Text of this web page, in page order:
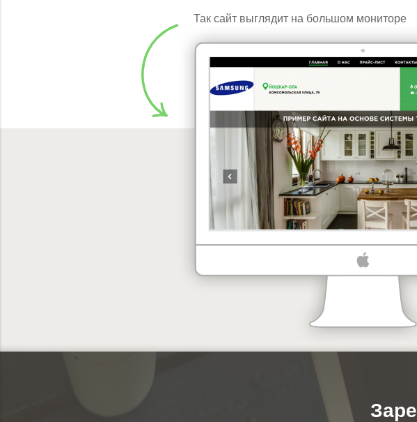
Так сайт выглядит на большом мониторе